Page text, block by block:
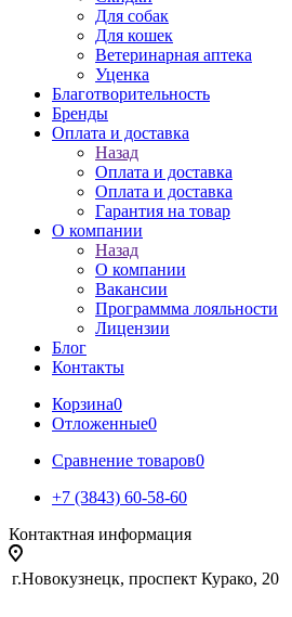
Для собак
Для кошек
Ветеринарная аптека
Уценка
Благотворительность
Бренды
Оплата и доставка
Назад
Оплата и доставка
Оплата и доставка
Гарантия на товар
О компании
Назад
О компании
Вакансии
Программма лояльности
Лицензии
Блог
Контакты
Корзина0
Отложенные0
Сравнение товаров0
+7 (3843) 60-58-60
Контактная информация
г.Новокузнецк, проспект Курако, 20